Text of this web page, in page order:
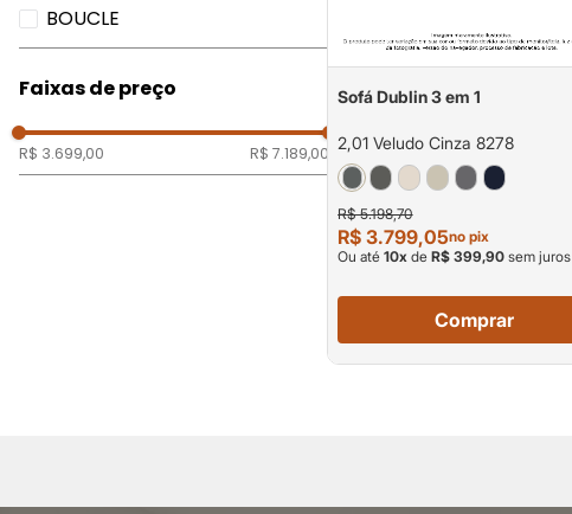
BOUCLE
Faixas de preço
R$ 3.699,00 R$ 7.189,00
Sofá Dublin 3 em 1
2,01 Veludo Cinza 8278
R$ 5.198,70
R$ 3.799,05no pix
Ou até10x deR$ 399,90 sem juros
Comprar